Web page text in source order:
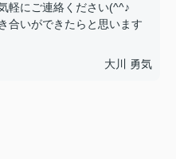
軽にご連絡ください(^^♪
合いができたらと思います
大川 勇気